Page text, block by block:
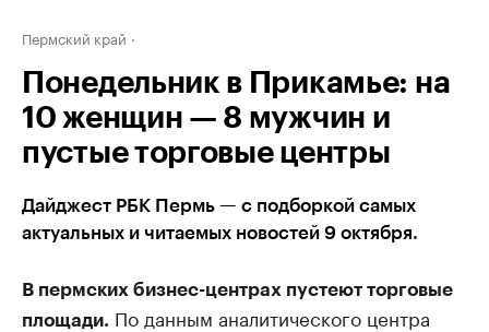
Пермский край
Понедельник в Прикамье: на
10 женщин — 8 мужчин и
пустые торговые центры
Дайджест РБК Пермь — с подборкой самых
актуальных и читаемых новостей 9 октября.
В пермских бизнес-центрах пустеют торговые
площади. По данным аналитического центра